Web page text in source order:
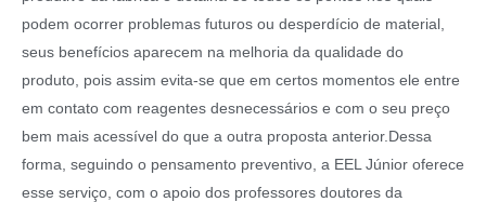
podem ocorrer problemas futuros ou desperdício de material,
seus benefícios aparecem na melhoria da qualidade do
produto, pois assim evita-se que em certos momentos ele entre
em contato com reagentes desnecessários e com o seu preço
bem mais acessível do que a outra proposta anterior.Dessa
forma, seguindo o pensamento preventivo, a EEL Júnior oferece
esse serviço, com o apoio dos professores doutores da